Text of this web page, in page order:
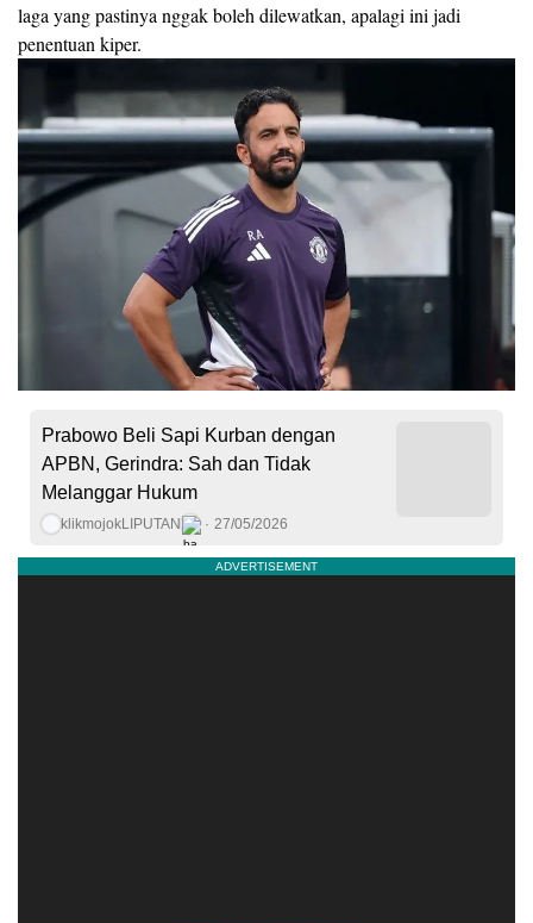
laga yang pastinya nggak boleh dilewatkan, apalagi ini jadi
penentuan kiper.
Prabowo Beli Sapi Kurban dengan
APBN, Gerindra: Sah dan Tidak
Melanggar Hukum
klikmojokLIPUTAN 27/05/2026